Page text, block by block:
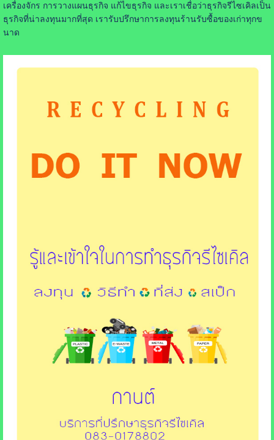
เครื่องจักร การวางแผนธุรกิจ แก้ไขธุรกิจ และเราเชื่อว่าธุรกิจรีไซเคิลเป็น
ธุรกิจที่น่าลงทุนมากที่สุด เรารับปรึกษาการลงทุนร้านรับซื้อของเก่าทุกข
นาด